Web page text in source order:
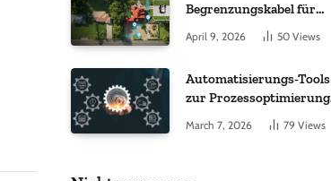
Begrenzungskabel für
kleine Gärten: Worauf es
bei 200 bis 500 m²
April 9, 2026 50 Views
Automatisierungs-Tools
zur Prozessoptimierung
im Einkauf: Wichtige
Funktionen, auf die Sie
March 7, 2026 79 Views